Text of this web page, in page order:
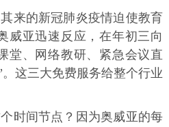
来的新冠肺炎疫情迫使教育
威亚迅速反应，在年初三向
堂、网络教研、紧急会议直
这三大免费服务给整个行业
时间节点？因为奥威亚的每